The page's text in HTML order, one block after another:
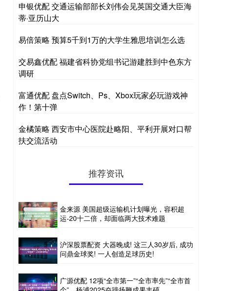
申银优配 交通运输部部长刘伟会见英国交通大臣海
蒂·亚历山大
易倍策略 预算5千到1万的大学生雅思培训怎么选
交易鑫优配 福建省科协党组书记游建胜到中色东方
调研
富通优配 盘点Switch、Ps、Xbox玩家必玩游戏神
作！第十弹
金橘策略 西安市中心医院赴略阳、平利开展对口帮
扶交流活动
推荐资讯
金来源 美国超级运输机计划曝光，容积超
运-20十二倍，却面临两大技术难题
沪深股票配资 大器晚成! 这三人30岁后, 成功
问鼎金球奖! 一人创造足球历史!
广源优配 12项“全市第一”“全市率先”“全市首